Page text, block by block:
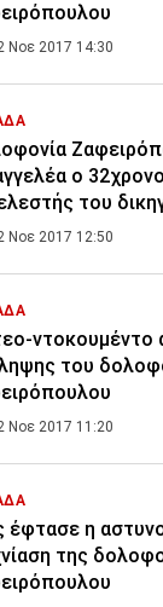
Νοε 2017 14:30
ο
του
Νοε 2017 12:50
ντοκουμέντο
του
Νοε 2017 11:20
έφτασε η
της